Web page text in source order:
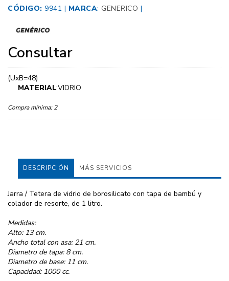
CÓDIGO: 9941 | MARCA: GENERICO |
Consultar
(UxB=48)
MATERIAL:VIDRIO
Compra mínima: 2
DESCRIPCIÓN MÁS SERVICIOS
Jarra / Tetera de vidrio de borosilicato con tapa de bambú y
colador de resorte, de 1 litro.
Medidas:
Alto: 13 cm.
Ancho total con asa: 21 cm.
Diametro de tapa: 8 cm.
Diametro de base: 11 cm.
Capacidad: 1000 cc.